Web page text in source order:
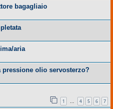
bagagliaio
aria
olio servosterzo?
1 … 4 5 6 7